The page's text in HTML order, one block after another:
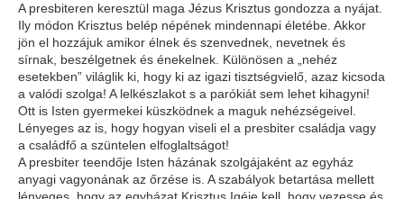
A presbiteren keresztül maga Jézus Krisztus gondozza a nyájat.
Ily módon Krisztus belép népének mindennapi életébe. Akkor
jön el hozzájuk amikor élnek és szenvednek, nevetnek és
sírnak, beszélgetnek és énekelnek. Különösen a „nehéz
esetekben” világlik ki, hogy ki az igazi tisztségvielő, azaz kicsoda
a valódi szolga! A lelkészlakot s a parókiát sem lehet kihagyni!
Ott is Isten gyermekei küszködnek a maguk nehézségeivel.
Lényeges az is, hogy hogyan viseli el a presbiter családja vagy
a családfő a szüntelen elfoglaltságot!
A presbiter teendője Isten házának szolgájaként az egyház
anyagi vagyonának az őrzése is. A szabályok betartása mellett